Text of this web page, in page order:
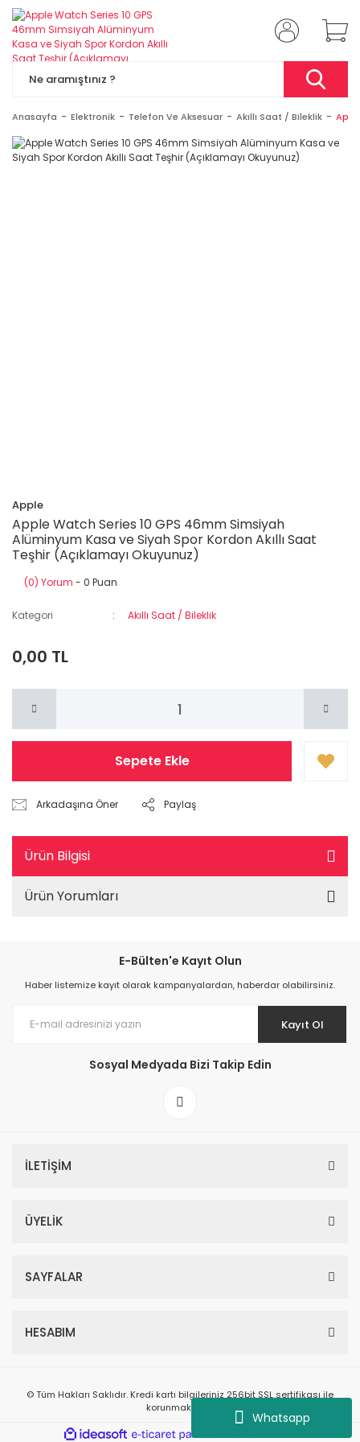
Whatsapp
Anasayfa Elektronik Telefon Ve Aksesuar Akıllı Saat / Bileklik
Apple
Apple Watch Series 10 GPS 46mm Simsiyah
Alüminyum Kasa ve Siyah Spor Kordon Akıllı Saat
Teşhir (Açıklamayı Okuyunuz)
(0) Yorum - 0 Puan
Kategori Akıllı Saat / Bileklik
0,00 TL
Sepete Ekle
Arkadaşına Öner Paylaş
Ürün Bilgisi
Ürün Yorumları
E-Bülten'e Kayıt Olun
Haber listemize kayıt olarak kampanyalardan, haberdar olabilirsiniz.
Kayıt Ol
Sosyal Medyada Bizi Takip Edin
İLETİŞİM
ÜYELİK
SAYFALAR
HESABIM
© Tüm Hakları Saklıdır. Kredi kartı bilgileriniz 256bit SSL sertifikası ile
korunmaktadır.
ideasoft